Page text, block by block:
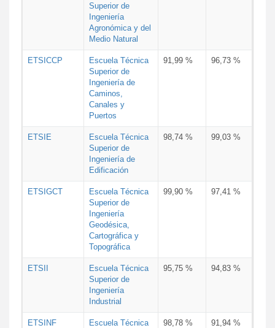
Superior de
Ingeniería
Agronómica y del
Medio Natural
ETSICCP
Escuela Técnica
Superior de
Ingeniería de
Caminos,
Canales y
Puertos
91,99 % 96,73 %
ETSIE
Escuela Técnica
Superior de
Ingeniería de
Edificación
98,74 % 99,03 %
ETSIGCT
Escuela Técnica
Superior de
Ingeniería
Geodésica,
Cartográfica y
Topográfica
99,90 % 97,41 %
ETSII
Escuela Técnica
Superior de
Ingeniería
Industrial
95,75 % 94,83 %
ETSINF
Escuela Técnica
98,78 % 91,94 %